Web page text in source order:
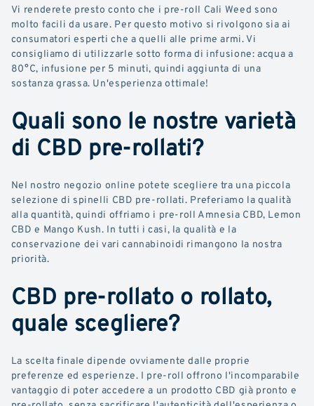
Vi renderete presto conto che i pre-roll Cali Weed sono
molto facili da usare. Per questo motivo si rivolgono sia ai
consumatori esperti che a quelli alle prime armi. Vi
consigliamo di utilizzarle sotto forma di infusione: acqua a
80°C, infusione per 5 minuti, quindi aggiunta di una
sostanza grassa. Un'esperienza ottimale!
Quali sono le nostre varietà
di CBD pre-rollati?
Nel nostro negozio online potete scegliere tra una piccola
selezione di spinelli CBD pre-rollati. Preferiamo la qualità
alla quantità, quindi offriamo i pre-roll Amnesia CBD, Lemon
CBD e Mango Kush. In tutti i casi, la qualità e la
conservazione dei vari cannabinoidi rimangono la nostra
priorità.
CBD pre-rollato o rollato,
quale scegliere?
La scelta finale dipende ovviamente dalle proprie
preferenze ed esperienze. I pre-roll offrono l'incomparabile
vantaggio di poter accedere a un prodotto CBD già pronto e